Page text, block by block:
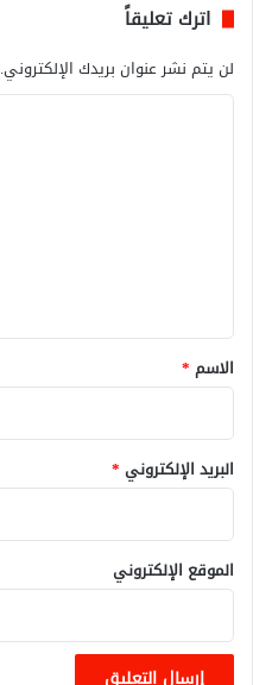
اترك تعليقاً
لن يتم نشر عنوان بريدك الإلكتروني.
*
الاسم *
البريد الإلكتروني *
الموقع الإلكتروني